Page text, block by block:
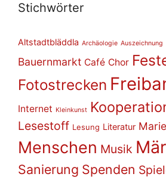
Stich­wör­ter
Altstadtbläddla Archäologie Auszeichnung
Bauernmarkt Café Chor
Fotostrecken
Internet Kleinkunst
Lesestoff Lesung Literatur
Menschen Musik
Sanierung Spenden